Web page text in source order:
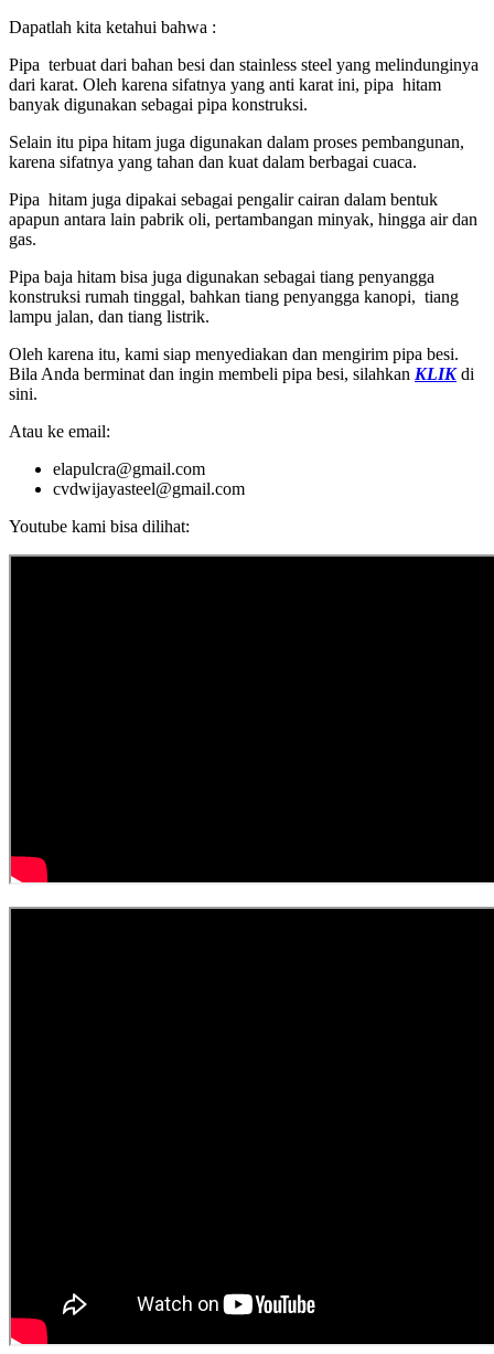
Dapatlah kita ketahui bahwa :
Pipa terbuat dari bahan besi dan stainless steel yang melindunginya
dari karat. Oleh karena sifatnya yang anti karat ini, pipa hitam
banyak digunakan sebagai pipa konstruksi.
Selain itu pipa hitam juga digunakan dalam proses pembangunan,
karena sifatnya yang tahan dan kuat dalam berbagai cuaca.
Pipa hitam juga dipakai sebagai pengalir cairan dalam bentuk
apapun antara lain pabrik oli, pertambangan minyak, hingga air dan
gas.
Pipa baja hitam bisa juga digunakan sebagai tiang penyangga
konstruksi rumah tinggal, bahkan tiang penyangga kanopi, tiang
lampu jalan, dan tiang listrik.
Oleh karena itu, kami siap menyediakan dan mengirim pipa besi.
Bila Anda berminat dan ingin membeli pipa besi, silahkan KLIKdi
sini.
Atau ke email:
elapulcra@gmail.com
cvdwijayasteel@gmail.com
Youtube kami bisa dilihat: